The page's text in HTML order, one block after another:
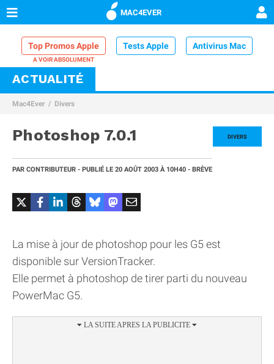
MAC4EVER
Top Promos Apple Tests Apple Antivirus Mac
VPN Mac
Comparatif iPhone
ACTUALITÉ
Mac4Ever Divers
DIVERS
Photoshop 7.0.1
PAR CONTRIBUTEUR - PUBLIÉ LE 20 AOÛT 2003 À 10H40 - BRÈVE
La mise à jour de photoshop pour les G5 est
disponible sur VersionTracker.
Elle permet à photoshop de tirer parti du nouveau
PowerMac G5.